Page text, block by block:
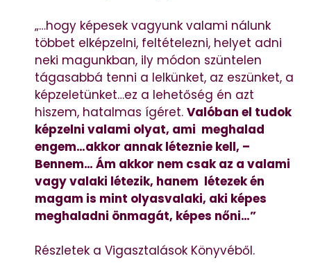
„…hogy képesek vagyunk valami nálunk
többet elképzelni, feltételezni, helyet adni
neki magunkban, ily módon szüntelen
tágasabbá tenni a lelkünket, az eszünket, a
képzeletünket…ez a lehetőség én azt
hiszem, hatalmas ígéret. Valóban el tudok
képzelni valami olyat, ami meghalad
engem…akkor annak léteznie kell, –
Bennem… Ám akkor nem csak az a valami
vagy valaki létezik, hanem létezek én
magam is mint olyasvalaki, aki képes
meghaladni önmagát, képes nőni…”
Részletek a Vigasztalások Könyvéből.